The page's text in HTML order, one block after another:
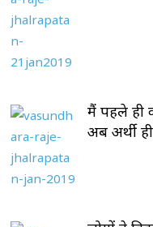
मैं पहले ही
अब अर्थी